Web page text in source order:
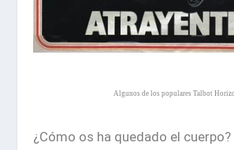
Algunos de los populares Talbot
¿Cómo os ha quedado el